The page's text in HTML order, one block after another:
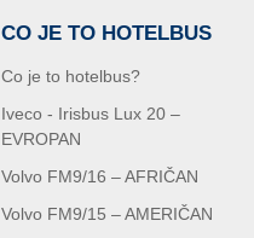
CO JE TO HOTELBUS
Co je to hotelbus?
Iveco - Irisbus Lux 20 –
EVROPAN
Volvo FM9/16 – AFRIČAN
Volvo FM9/15 – AMERIČAN